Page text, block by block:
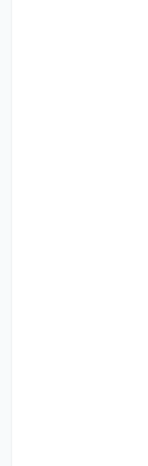
کرده و می‌تواند
افرادی که رژیم
می‌پردازند، آب
هوشمندانه
ضروری است که
در بسیاری از
مصرف منظم آب
افزایش تمرکز
تمام مزایای ذکر
آب آلکالاین یک
خانواده است. این
و کیفیت زندگی
کنید و به جمع